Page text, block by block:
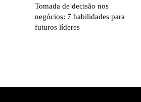
Tomada de decisão nos
negócios: 7 habilidades para
futuros líderes